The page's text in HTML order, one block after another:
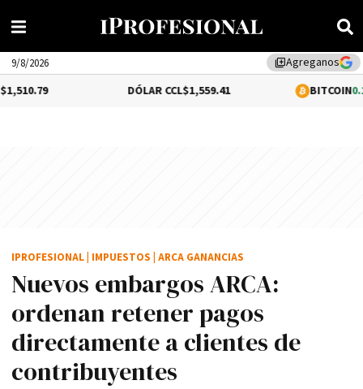
library_addAgreganos
9/8/2026
$1,559.41 0.12%
Nuevos embargos ARCA:
ordenan retener pagos
directamente a clientes de
contribuyentes
IPROFESIONAL IMPUESTOS ARCA GANANCIAS